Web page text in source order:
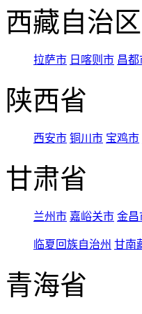
西藏自治区
拉萨市 日喀则市 昌都
陕西省
西安市 铜川市 宝鸡市
甘肃省
兰州市 嘉峪关市 金昌
临夏回族自治州 甘南
青海省